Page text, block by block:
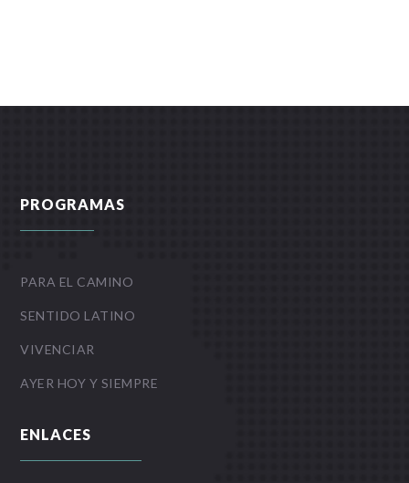
PROGRAMAS
PARA EL CAMINO
SENTIDO LATINO
VIVENCIAR
AYER HOY Y SIEMPRE
ENLACES